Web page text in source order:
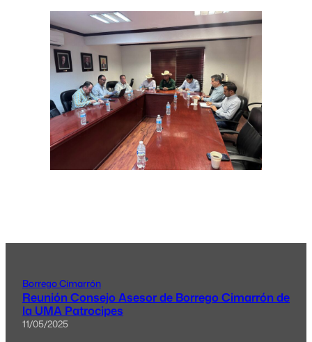
Borrego Cimarrón
Reunión Consejo Asesor de Borrego Cimarrón de
la UMA Patrocipes
11/05/2025